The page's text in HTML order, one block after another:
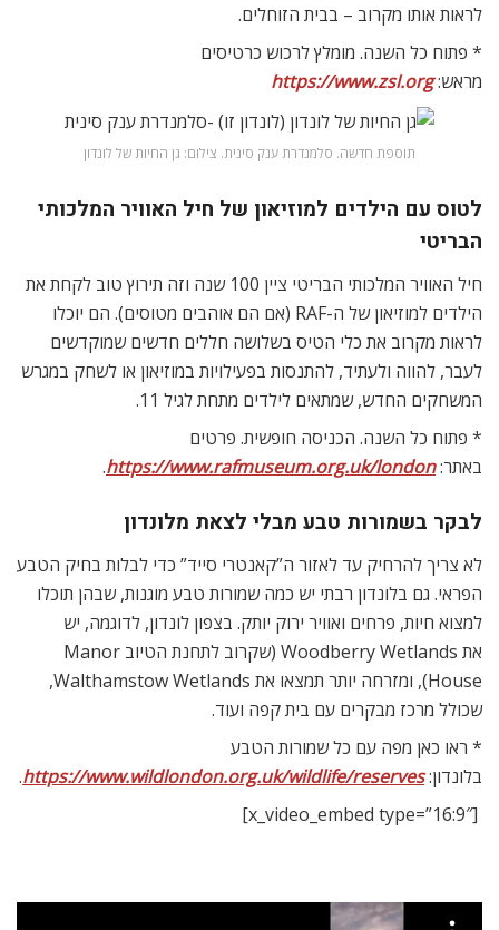
לראות אותו מקרוב – בבית הזוחלים.
* פתוח כל השנה. מומלץ לרכוש כרטיסים
מראש:https://www.zsl.org
תוספת חדשה. סלמנדרת ענק סינית. צילום: גן החיות של לונדון
לטוס עם הילדים למוזיאון של חיל האוויר המלכותי
הבריטי
חיל האוויר המלכותי הבריטי ציין 100 שנה וזה תירוץ טוב לקחת את
הילדים למוזיאון של ה-RAF (אם הם אוהבים מטוסים). הם יוכלו
לראות מקרוב את כלי הטיס בשלושה חללים חדשים שמוקדשים
לעבר, להווה ולעתיד, להתנסות בפעילויות במוזיאון או לשחק במגרש
המשחקים החדש, שמתאים לילדים מתחת לגיל 11.
* פתוח כל השנה. הכניסה חופשית. פרטים
באתר:https://www.rafmuseum.org.uk/london
.
לבקר בשמורות טבע מבלי לצאת מלונדון
לא צריך להרחיק עד לאזור ה”קאנטרי סייד” כדי לבלות בחיק הטבע
הפראי. גם בלונדון רבתי יש כמה שמורות טבע מוגנות, שבהן תוכלו
למצוא חיות, פרחים ואוויר ירוק יותק. בצפון לונדון, לדוגמה, יש
את Woodberry Wetlands (שקרוב לתחנת הטיוב Manor
House), ומזרחה יותר תמצאו את Walthamstow Wetlands,
שכולל מרכז מבקרים עם בית קפה ועוד.
* ראו כאן מפה עם כל שמורות הטבע
בלונדון:https://www.wildlondon.org.uk/wildlife/reserves
.
[x_video_embed type=”16:9″]